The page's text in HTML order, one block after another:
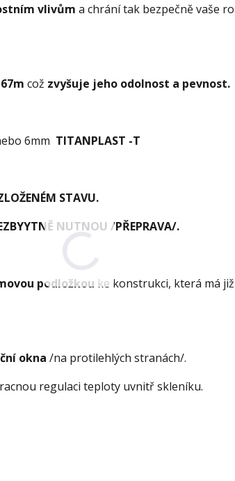
vlivům a chrání tak bezpečně vaše
což zvyšuje jeho odolnost a pevnost.
6mm TITANPLAST -T
STAVU.
NUTNOU /PŘEPRAVA/.
podložkou ke konstrukci, která má již
okna /na protilehlých stranách/.
regulaci teploty uvnitř skleníku.